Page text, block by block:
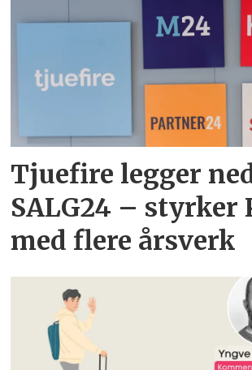
Tjuefire legger
SALG24 – styrker
med flere årsverk